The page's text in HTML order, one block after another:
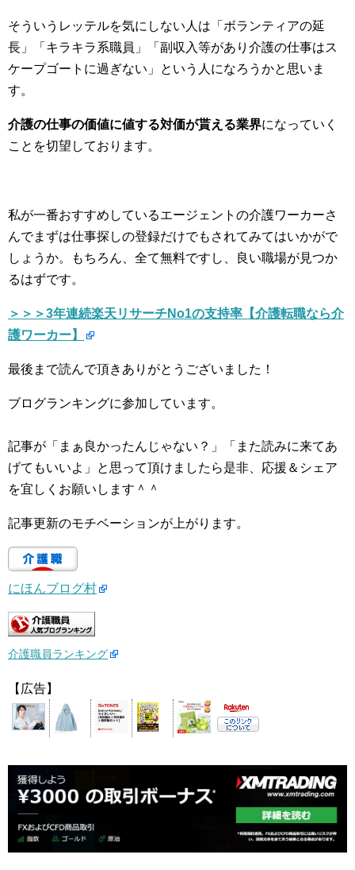
そういうレッテルを気にしない人は「ボランティアの延
長」「キラキラ系職員」「副収入等があり介護の仕事はス
ケープゴートに過ぎない」という人になろうかと思いま
す。
介護の仕事の価値に値する対価が貰える業界になっていく
ことを切望しております。
私が一番おすすめしているエージェントの介護ワーカーさ
んでまずは仕事探しの登録だけでもされてみてはいかがで
しょうか。もちろん、全て無料ですし、良い職場が見つか
るはずです。
＞＞＞3年連続楽天リサーチNo1の支持率【介護転職なら介
護ワーカー】
最後まで読んで頂きありがとうございました！
ブログランキングに参加しています。
記事が「まぁ良かったんじゃない？」「また読みに来てあ
げてもいいよ」と思って頂けましたら是非、応援＆シェア
を宜しくお願いします＾＾
記事更新のモチベーションが上がります。
にほんブログ村
介護職員ランキング
【広告】